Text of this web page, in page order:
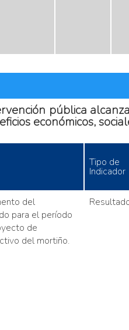
pública
económicos,
Tipo de
Indicador
del
para el período
de
del mortiño.